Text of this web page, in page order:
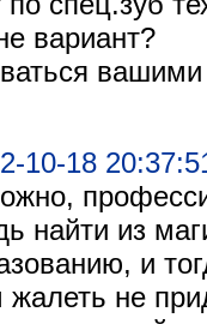
вариант?
10-18
найти из
и
жалеть не